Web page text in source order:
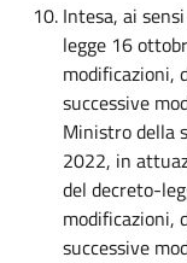
Intesa, ai
legge 16
modificazioni,
successive
Ministro della
2022, in
del decreto-
modificazioni,
successive